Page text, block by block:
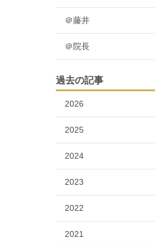
＠藤井
＠院長
過去の記事
2026
2025
2024
2023
2022
2021